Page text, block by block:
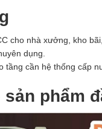
cho nhà xưởng, kho
dụng.
tầng cần hệ thống cấp
sản phẩm